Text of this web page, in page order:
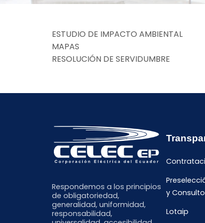
ESTUDIO DE IMPACTO AMBIENTAL
MAPAS
RESOLUCIÓN DE SERVIDUMBRE
Respondemos a los principios
de obligatoriedad,
generalidad, uniformidad,
responsabilidad,
y
Lotaip